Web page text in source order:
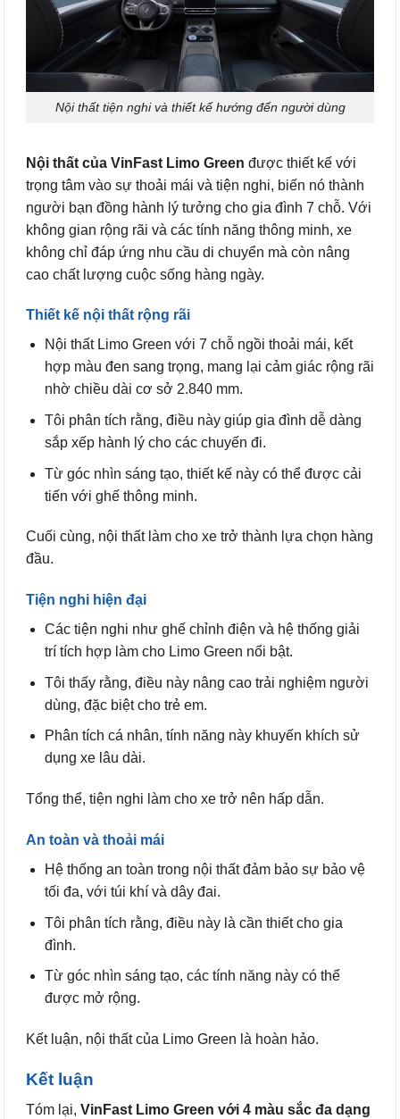
Nội thất tiện nghi và thiết kế hướng đến người dùng
Nội thất của VinFast Limo Green được thiết kế với
trọng tâm vào sự thoải mái và tiện nghi, biến nó thành
người bạn đồng hành lý tưởng cho gia đình 7 chỗ. Với
không gian rộng rãi và các tính năng thông minh, xe
không chỉ đáp ứng nhu cầu di chuyển mà còn nâng
cao chất lượng cuộc sống hàng ngày.
Thiết kế nội thất rộng rãi
Nội thất Limo Green với 7 chỗ ngồi thoải mái, kết
hợp màu đen sang trọng, mang lại cảm giác rộng rãi
nhờ chiều dài cơ sở 2.840 mm.
Tôi phân tích rằng, điều này giúp gia đình dễ dàng
sắp xếp hành lý cho các chuyến đi.
Từ góc nhìn sáng tạo, thiết kế này có thể được cải
tiến với ghế thông minh.
Cuối cùng, nội thất làm cho xe trở thành lựa chọn hàng
đầu.
Tiện nghi hiện đại
Các tiện nghi như ghế chỉnh điện và hệ thống giải
trí tích hợp làm cho Limo Green nổi bật.
Tôi thấy rằng, điều này nâng cao trải nghiệm người
dùng, đặc biệt cho trẻ em.
Phân tích cá nhân, tính năng này khuyến khích sử
dụng xe lâu dài.
Tổng thể, tiện nghi làm cho xe trở nên hấp dẫn.
An toàn và thoải mái
Hệ thống an toàn trong nội thất đảm bảo sự bảo vệ
tối đa, với túi khí và dây đai.
Tôi phân tích rằng, điều này là cần thiết cho gia
đình.
Từ góc nhìn sáng tạo, các tính năng này có thể
được mở rộng.
Kết luận, nội thất của Limo Green là hoàn hảo.
Kết luận
Tóm lại, VinFast Limo Green với 4 màu sắc đa dạng